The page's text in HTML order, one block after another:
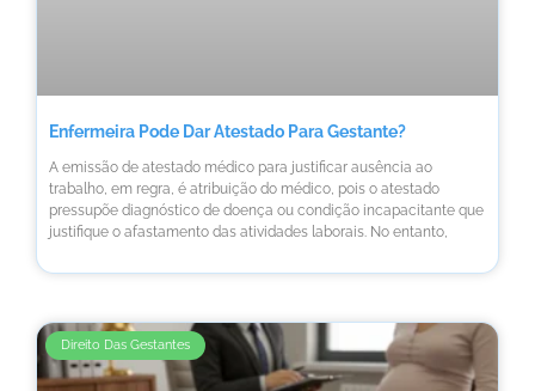
Enfermeira Pode Dar Atestado Para Gestante?
A emissão de atestado médico para justificar ausência ao
trabalho, em regra, é atribuição do médico, pois o atestado
pressupõe diagnóstico de doença ou condição incapacitante que
justifique o afastamento das atividades laborais. No entanto,
Direito Das Gestantes